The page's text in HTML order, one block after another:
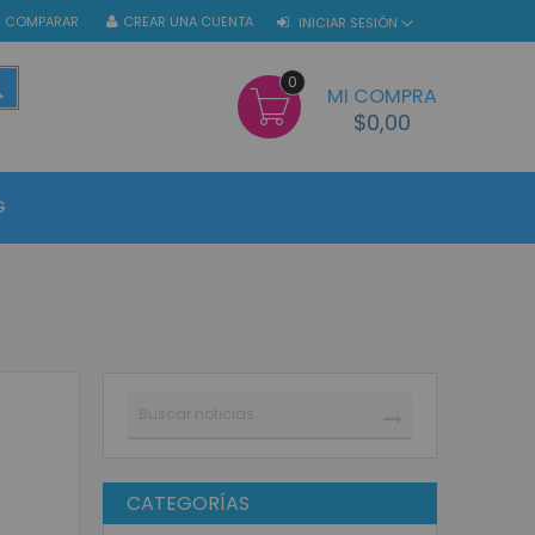
COMPARAR INICIAR SESIÓN
CREAR UNA CUENTA
MI COMPRA
$0,00
0
CATEGORÍAS